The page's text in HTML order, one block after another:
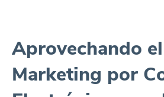
Aprovechando el
Marketing por